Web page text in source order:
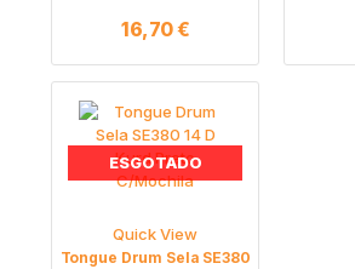
16,70€
ESGOTADO
Quick View
Tongue Drum Sela SE380